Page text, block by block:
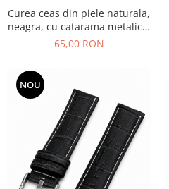
Curea ceas din piele naturala,
neagra, cu catarama metalica,
cu burete
65,00 RON
NOU